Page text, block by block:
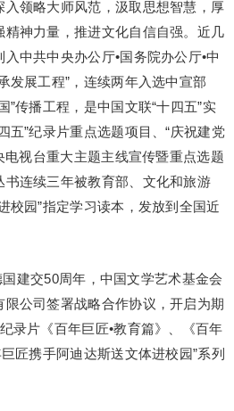
领略大师风范，汲取思想智慧，厚
神力量，推进文化自信自强。近几
中共中央办公厅•国务院办公厅•中
发展工程”，连续两年入选中宣部
”传播工程，是中国文联“十四五”实
五”纪录片重点选题项目、“庆祝建党
电视台重大主题主线宣传暨重点选题
连续三年被教育部、文化和旅游
校园”指定学习读本，发放到全国近
建交50周年，中国文学艺术基金会
公司签署战略合作协议，开启为期
录片《百年巨匠•教育篇》、《百年
匠携手阿迪达斯送文体进校园”系列